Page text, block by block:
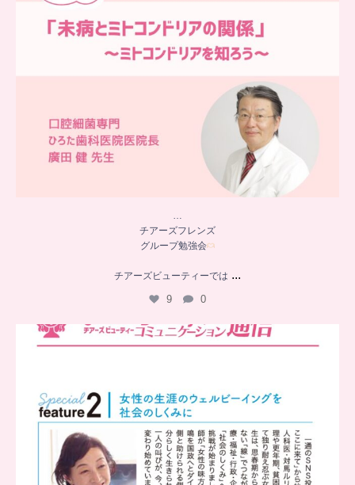
…
チアーズフレンズ
グループ勉強会
チアーズビューティーでは ...
9 0
..
8